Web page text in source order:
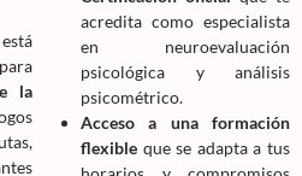
la
acredita como especialista
en neuroevaluación
psicológica y análisis
psicométrico.
Acceso a una formación
flexible que se adapta a tus